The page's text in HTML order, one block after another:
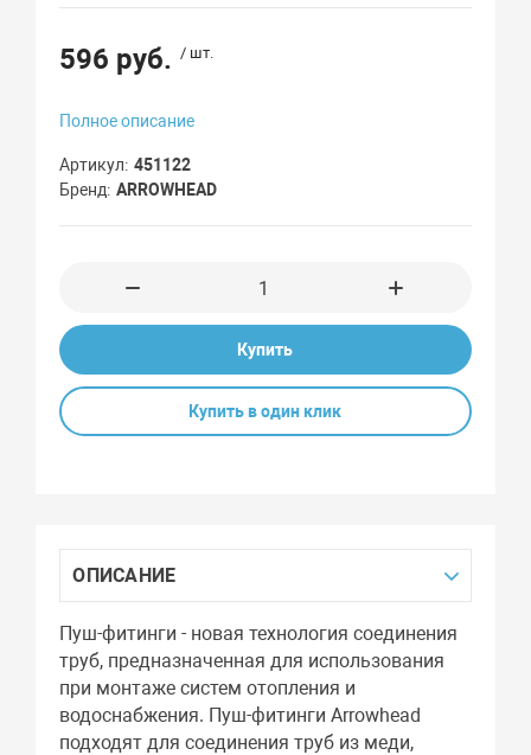
596 руб. / шт.
Полное описание
Артикул 451122
Бренд ARROWHEAD
Купить
Купить в один клик
ОПИСАНИЕ
Пуш-фитинги - новая технология соединения
труб, предназначенная для использования
при монтаже систем отопления и
водоснабжения. Пуш-фитинги Arrowhead
подходят для соединения труб из меди,